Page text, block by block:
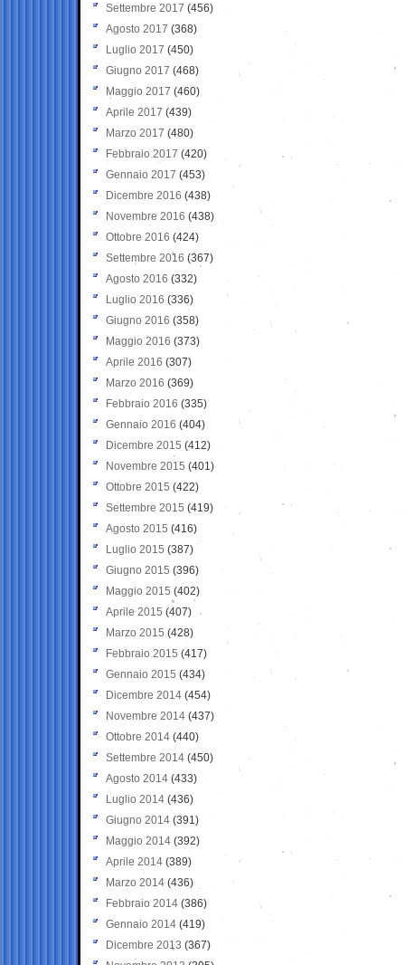
Settembre 2017 (456)
Agosto 2017 (368)
Luglio 2017 (450)
Giugno 2017 (468)
Maggio 2017 (460)
Aprile 2017 (439)
Marzo 2017 (480)
Febbraio 2017 (420)
Gennaio 2017 (453)
Dicembre 2016 (438)
Novembre 2016 (438)
Ottobre 2016 (424)
Settembre 2016 (367)
Agosto 2016 (332)
Luglio 2016 (336)
Giugno 2016 (358)
Maggio 2016 (373)
Aprile 2016 (307)
Marzo 2016 (369)
Febbraio 2016 (335)
Gennaio 2016 (404)
Dicembre 2015 (412)
Novembre 2015 (401)
Ottobre 2015 (422)
Settembre 2015 (419)
Agosto 2015 (416)
Luglio 2015 (387)
Giugno 2015 (396)
Maggio 2015 (402)
Aprile 2015 (407)
Marzo 2015 (428)
Febbraio 2015 (417)
Gennaio 2015 (434)
Dicembre 2014 (454)
Novembre 2014 (437)
Ottobre 2014 (440)
Settembre 2014 (450)
Agosto 2014 (433)
Luglio 2014 (436)
Giugno 2014 (391)
Maggio 2014 (392)
Aprile 2014 (389)
Marzo 2014 (436)
Febbraio 2014 (386)
Gennaio 2014 (419)
Dicembre 2013 (367)